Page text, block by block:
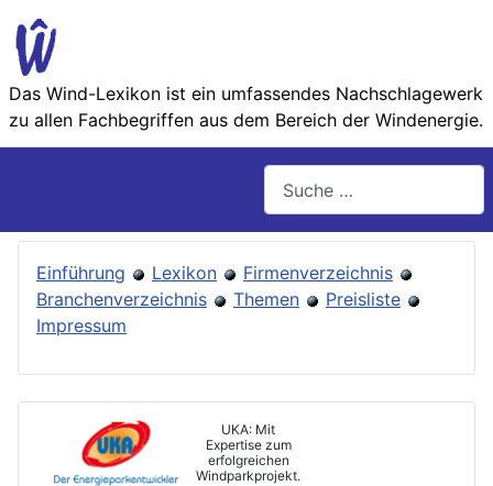
Das Wind-Lexikon ist ein umfassendes Nachschlage­werk
zu allen Fachbegriffen aus dem Bereich der Wind­energie.
Einführung Lexikon
Firmenverzeichnis
Branchenverzeichnis
Themen
Preisliste
Impressum
UKA: Mit
Expertise zum
erfolgreichen
Windparkprojekt.